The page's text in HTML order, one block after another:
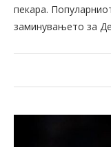
пекара.
заминувањето за